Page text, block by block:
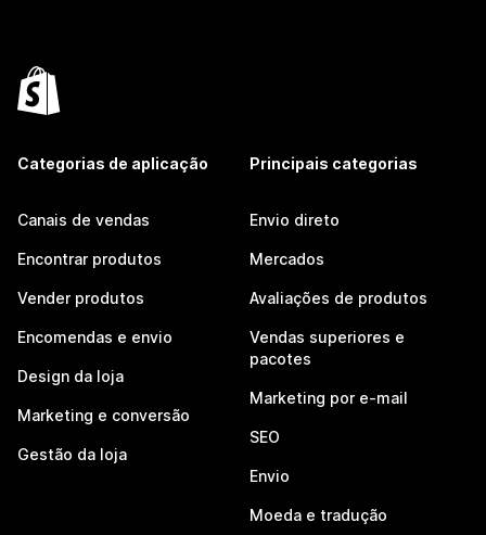
Categorias de aplicação
Canais de vendas
Encontrar produtos
Vender produtos
Encomendas e envio
Design da loja
Marketing e conversão
Gestão da loja
Principais categorias
Envio direto
Mercados
Avaliações de produtos
Vendas superiores e
pacotes
Marketing por e-mail
SEO
Envio
Moeda e tradução